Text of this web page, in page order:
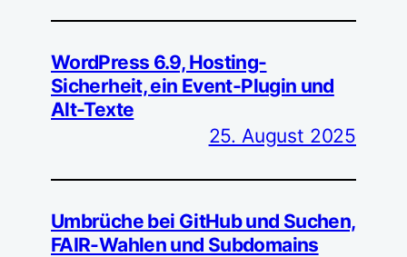
WordPress 6.9, Hosting-
Sicherheit, ein Event-Plugin und
Alt-Texte
25. August 2025
Umbrüche bei GitHub und Suchen,
FAIR-Wahlen und Subdomains